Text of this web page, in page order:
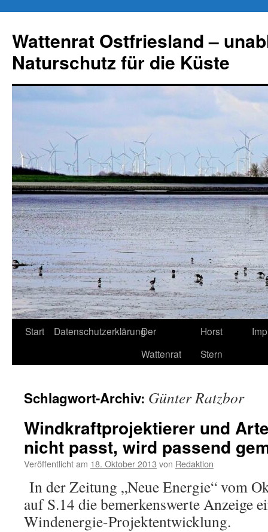
springen
Wattenrat Ostfriesland –
Naturschutz für die Küste
Start DatenschutzerklärungDer
Wattenrat
Horst
Stern
Schlagwort-Archiv: Günter Ratzbor
Windkraftprojektierer und
nicht passt, wird passend
Veröffentlicht am 18. Oktober 2013 von Redaktion
In der Zeitung „Neue Energie“ vom
auf S.14 die bemerkenswerte Anzeige
Windenergie-Projektentwicklung.